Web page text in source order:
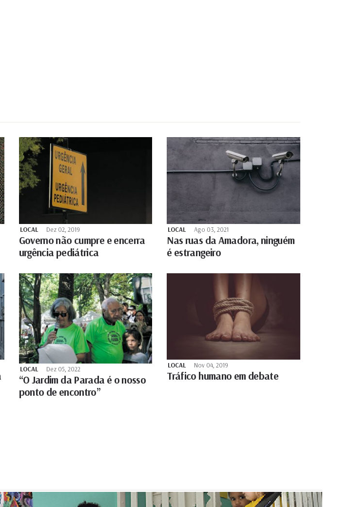
LOCAL Dez 02, 2019
Governo não cumpre e encerra
urgência pediátrica
LOCAL Ago 03, 2021
Nas ruas da Amadora, ninguém
é estrangeiro
LOCAL Dez 05, 2022
“O Jardim da Parada é o nosso
ponto de encontro”
LOCAL Nov 04, 2019
Tráfico humano em debate